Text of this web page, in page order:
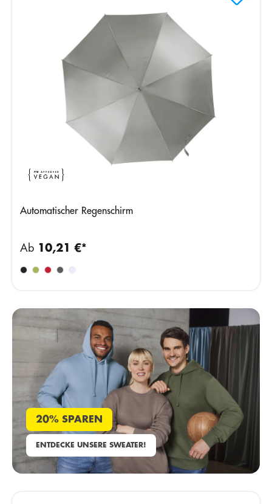
Automatischer Regenschirm
Ab 10,21 €*
20% SPAREN
ENTDECKE UNSERE SWEATER!